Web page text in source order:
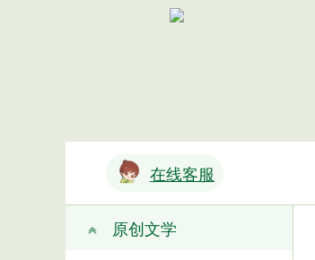
在线客服
原创文学